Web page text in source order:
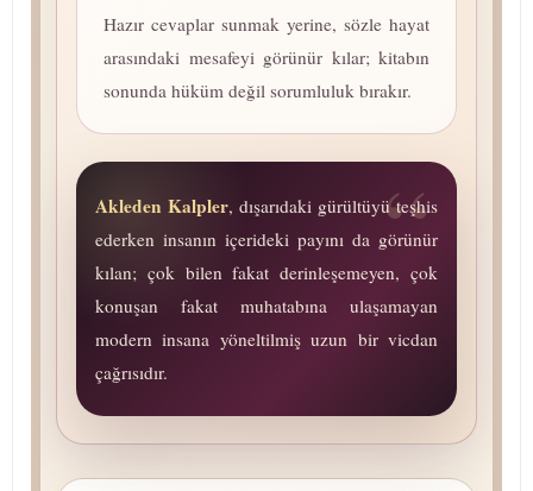
Hazır cevaplar sunmak yerine, sözle hayat
arasındaki mesafeyi görünür kılar; kitabın
sonunda hüküm değil sorumluluk bırakır.
Akleden Kalpler, dışarıdaki gürültüyü teşhis
ederken insanın içerideki payını da görünür
kılan; çok bilen fakat de­rin­le­şe­me­yen, çok
konuşan fakat muhatabına ulaşamayan
modern insana yöneltilmiş uzun bir vicdan
çağrısıdır.